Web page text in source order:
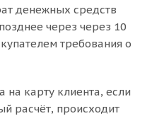
денежных средств
через через 10
требования о
на карту клиента, если
расчёт, происходит